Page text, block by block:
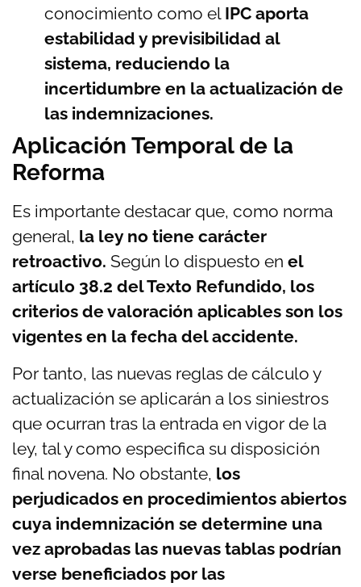
conocimiento como el IPC aporta
estabilidad y previsibilidad al
sistema, reduciendo la
incertidumbre en la actualización de
las indemnizaciones.
Aplicación Temporal de la
Reforma
Es importante destacar que, como norma
general, la ley no tiene carácter
retroactivo. Según lo dispuesto en el
artículo 38.2 del Texto Refundido, los
criterios de valoración aplicables son los
vigentes en la fecha del accidente.
Por tanto, las nuevas reglas de cálculo y
actualización se aplicarán a los siniestros
que ocurran tras la entrada en vigor de la
ley, tal y como especifica su disposición
final novena. No obstante, los
perjudicados en procedimientos abiertos
cuya indemnización se determine una
vez aprobadas las nuevas tablas podrían
verse beneficiados por las